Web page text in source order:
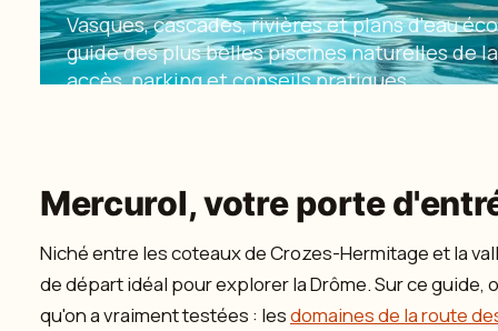
Vasques, cascades, rivières et plans d'eau
guide des plus belles piscines naturelles de
accès, parking et conseils pratiques.
Mercurol, votre porte
Niché entre les coteaux de Crozes-Hermitage et la
de départ idéal pour explorer la Drôme. Sur ce
qu'on a vraiment testées : lesdomaines de la route